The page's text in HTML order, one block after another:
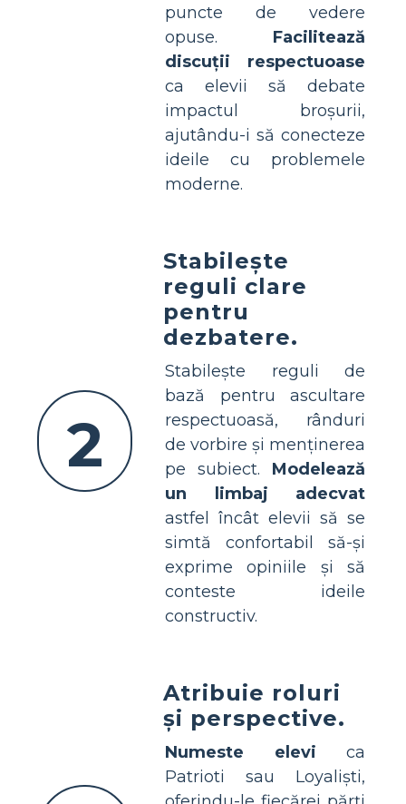
puncte de vedere
opuse. Facilitează
discuții respectuoase
ca elevii să debate
impactul broșurii,
ajutându-i să conecteze
ideile cu problemele
moderne.
2
Stabilește
reguli clare
pentru
dezbatere.
Stabilește reguli de
bază pentru ascultare
respectuoasă, rânduri
de vorbire și menținerea
pe subiect. Modelează
un limbaj adecvat
astfel încât elevii să se
simtă confortabil să-și
exprime opiniile și să
conteste ideile
constructiv.
Atribuie roluri
și perspective.
Numeste elevi ca
Patrioti sau Loyaliști,